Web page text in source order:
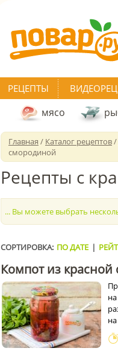
РЕЦЕПТЫ
мясо
Главная / Каталог рецептов/
смородиной
Рецепты с
... Вы можете выбрать
СОРТИРОВКА: ПО ДАТЕ |
Компот из